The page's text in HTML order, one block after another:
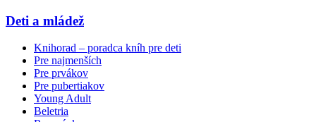
Deti a mládež
Knihorad – poradca kníh pre deti
Pre najmenších
Pre prvákov
Pre pubertiakov
Young Adult
Beletria